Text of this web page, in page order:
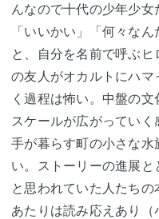
んなので十代の少年少女
「いいかい」「何々な
と、自分を名前で呼ぶ
の友人がオカルトにハ
く過程は怖い。中盤の
スケールが広がっていく
手が暮らす町の小さな
い。ストーリーの進展
と思われていた人たちの
あたりは読み応えあり